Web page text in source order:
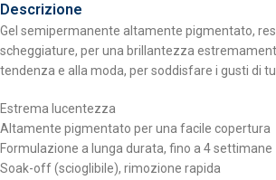
Descrizione
Gel semipermanente altamente pigmentato,
scheggiature, per una brillantezza
tendenza e alla moda, per soddisfare i gusti di
Estrema lucentezza
Altamente pigmentato per una facile copertura
Formulazione a lunga durata, fino a 4 settimane
Soak-off (scioglibile), rimozione rapida